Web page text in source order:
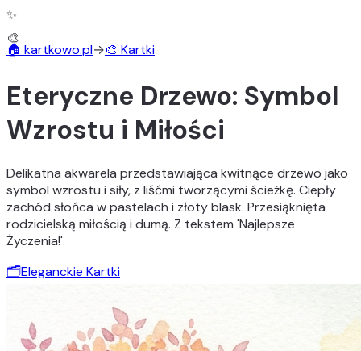
✨
🏠 kartkowo.pl→🎨 Kartki
Eteryczne Drzewo: Symbol
Wzrostu i Miłości
Delikatna akwarela przedstawiająca kwitnące drzewo jako
symbol wzrostu i siły, z liśćmi tworzącymi ścieżkę. Ciepły
zachód słońca w pastelach i złoty blask. Przesiąknięta
rodzicielską miłością i dumą. Z tekstem 'Najlepsze
Życzenia!'.
🗂️Eleganckie Kartki